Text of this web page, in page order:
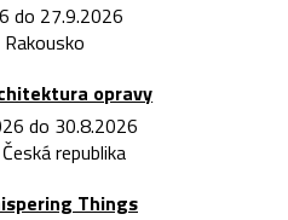
do 27.9.2026
opravy
do 30.8.2026
republika
Things